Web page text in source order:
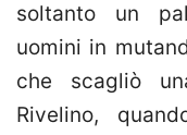
soltanto un
uomini in
che scagliò
Rivelino,